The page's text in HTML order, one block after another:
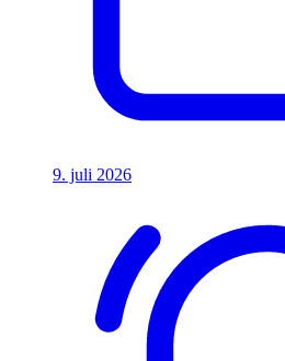
9. juli 2026